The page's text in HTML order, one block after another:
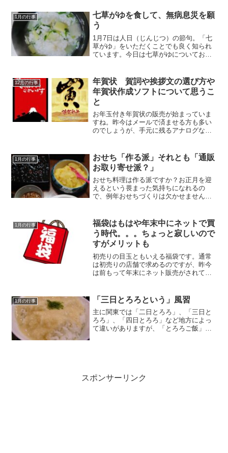
1月の行事
七草がゆを食して、無病息災を願
う
1月7日は人日（じんじつ）の節句。「七
草がゆ」をいただくことでも良く知られ
ています。今日は七草がゆについてお話
12月の行事
年賀状 賀詞や挨拶文の選び方や
年賀状作成ソフトについて思うこ
と
お年玉付き年賀状の販売が始まっていま
すね。昨今はメールで済ませる方も多い
のでしょうが、手元に残るアナログな年
1月の行事
おせち「作る派」それとも「通販
お取り寄せ派？」
おせち料理は作る派ですか？お正月を迎
えるという畏まった気持ちになれるの
で、例年おせちづくりは欠かせませんで
1月の行事
福袋はもはや年末中にネットで買
う時代。。。ちょっと寂しいので
すがメリットも
初売りの目玉ともいえる福袋です。通常
は初売りの店舗で求めるのですが、昨今
は前もって年末にネット販売がされてま
すが。。
1月の行事 「三日とろろという」風習
主に関東では「二日とろろ」、「三日と
ろろ」、「四日とろろ」など地方によっ
て違いがありますが、「とろろご飯」や
スポンサーリンク